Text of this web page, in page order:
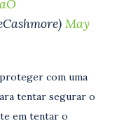
May
com uma
tentar segurar o
em tentar o